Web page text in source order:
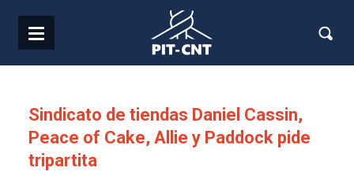
Sindicato de tiendas Daniel Cassin,
Peace of Cake, Allie y Paddock pide
tripartita